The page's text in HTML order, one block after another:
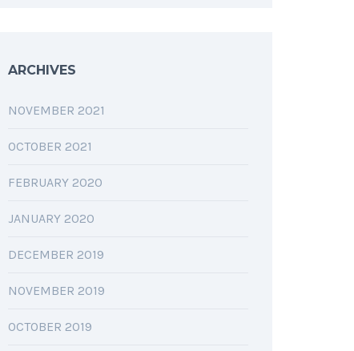
ARCHIVES
NOVEMBER 2021
OCTOBER 2021
FEBRUARY 2020
JANUARY 2020
DECEMBER 2019
NOVEMBER 2019
OCTOBER 2019